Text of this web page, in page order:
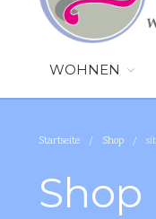
WOHNEN
Startseite / Shop /
Shop